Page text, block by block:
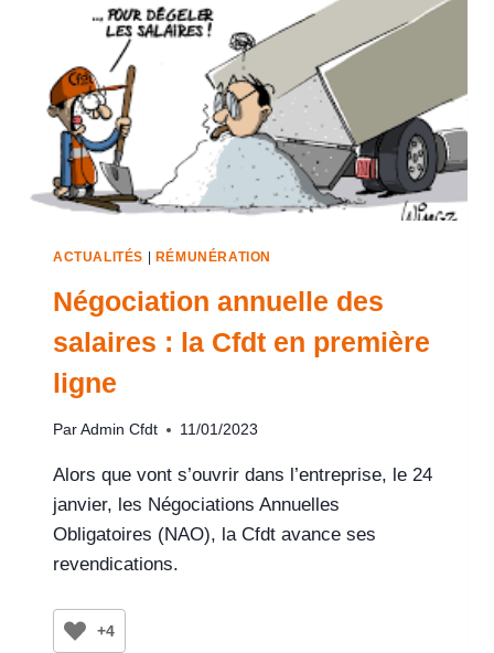
ACTUALITÉS RÉMUNÉRATION
Négociation annuelle des
salaires : la Cfdt en première
ligne
Par Admin Cfdt 11/01/2023
Alors que vont s’ouvrir dans l’entreprise, le 24
janvier, les Négociations Annuelles
Obligatoires (NAO), la Cfdt avance ses
revendications.
+4